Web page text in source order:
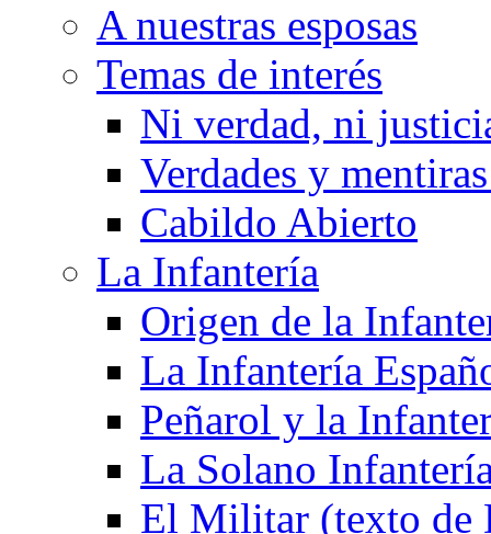
A nuestras esposas
Temas de interés
Ni verdad, ni
Verdades y
Cabildo Abierto
La Infantería
Origen de la
La Infantería
Peñarol y la
La Solano
El Militar (texto de